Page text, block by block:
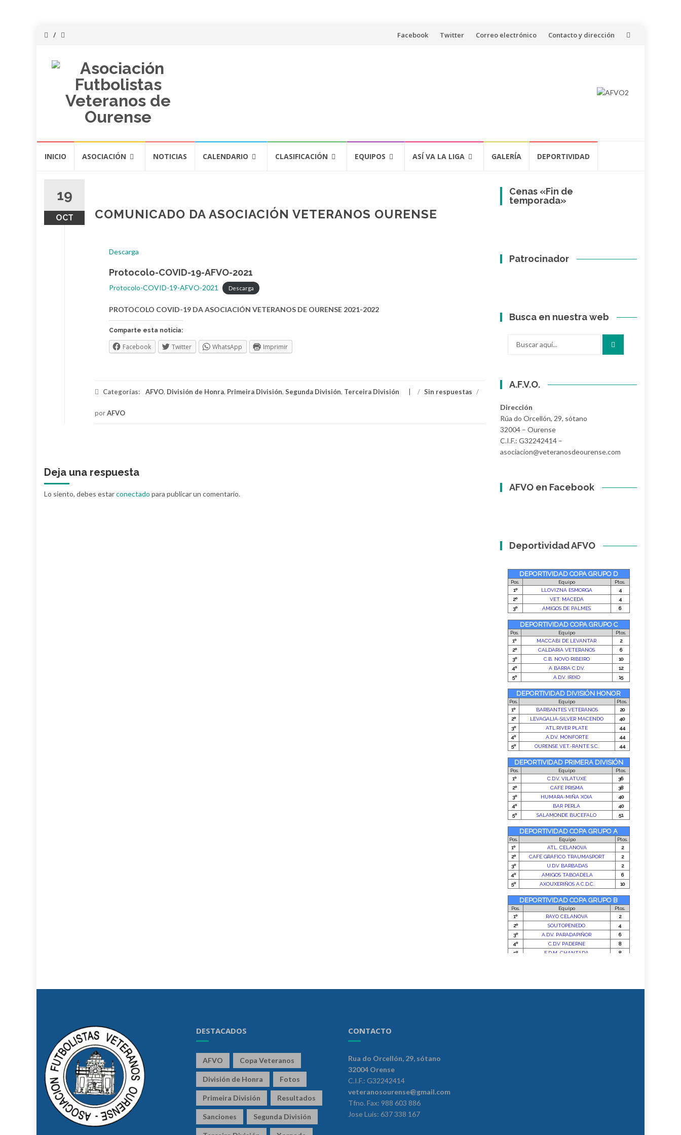
Saltar
Facebook Twitter Correo electrónico Contacto y dirección
INICIO ASOCIACIÓN NOTICIAS CALENDARIO CLASIFICACIÓN EQUIPOS ASÍ VA LA LIGA GALERÍA DEPORTIVIDAD
19
OCT COMUNICADO DA ASOCIACIÓN VETERANOS OURENSE
Descarga
Protocolo-COVID-19-AFVO-2021
Protocolo-COVID-19-AFVO-2021 Descarga
PROTOCOLO COVID-19 DA ASOCIACIÓN VETERANOS DE OURENSE 2021-2022
Comparte esta noticia:
Facebook Twitter WhatsApp Imprimir
Categorías: AFVO, División de Honra, Primeira División, Segunda División, Terceira División / Sin respuestas /
porAFVO
Deja una respuesta
Lo siento, debes estarconectado para publicar un comentario.
Cenas «Fin de
temporada»
Patrocinador
Busca en nuestra web
A.F.V.O.
Dirección
Rúa do Orcellón, 29, sótano
32004 – Ourense
C.I.F.: G32242414 –
asociacion@veteranosdeourense.com
AFVO en Facebook
Deportividad AFVO
DESTACADOS
AFVO Copa Veteranos
División de Honra Fotos
Primeira División Resultados
Sanciones Segunda División
CONTACTO
Rua do Orcellón, 29, sótano
32004 Orense
C.I.F.: G32242414
veteranosourense@gmail.com
Tfno. Fax: 988 603 886
Jose Luis: 637 338 167